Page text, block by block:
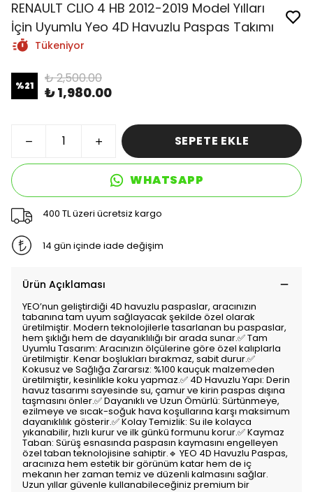
RENAULT CLIO 4 HB 2012-2019 Model Yılları
İçin Uyumlu Yeo 4D Havuzlu Paspas Takımı
Tükeniyor
%21 ₺ 2,500.00
₺ 1,980.00
SEPETE EKLE
WHATSAPP
400 TL üzeri ücretsiz kargo
14 gün içinde iade değişim
Ürün Açıklaması
YEO’nun geliştirdiği 4D havuzlu paspaslar, aracınızın
tabanına tam uyum sağlayacak şekilde özel olarak
üretilmiştir. Modern teknolojilerle tasarlanan bu paspaslar,
hem şıklığı hem de dayanıklılığı bir arada sunar.✅ Tam
Uyumlu Tasarım: Aracınızın ölçülerine göre özel kalıplarla
üretilmiştir. Kenar boşlukları bırakmaz, sabit durur.✅
Kokusuz ve Sağlığa Zararsız: %100 kauçuk malzemeden
üretilmiştir, kesinlikle koku yapmaz.✅ 4D Havuzlu Yapı: Derin
havuz tasarımı sayesinde su, çamur ve kirin paspas dışına
taşmasını önler.✅ Dayanıklı ve Uzun Ömürlü: Sürtünmeye,
ezilmeye ve sıcak-soğuk hava koşullarına karşı maksimum
dayanıklılık gösterir.✅ Kolay Temizlik: Su ile kolayca
yıkanabilir, hızlı kurur ve ilk günkü formunu korur.✅ Kaymaz
Taban: Sürüş esnasında paspasın kaymasını engelleyen
özel taban teknolojisine sahiptir.🔹 YEO 4D Havuzlu Paspas,
aracınıza hem estetik bir görünüm katar hem de iç
mekanın her zaman temiz ve düzenli kalmasını sağlar.
Uzun yıllar güvenle kullanabileceğiniz premium bir